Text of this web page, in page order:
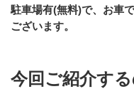
駐車場有(無料)で、お車
ございます。
今回ご紹介す